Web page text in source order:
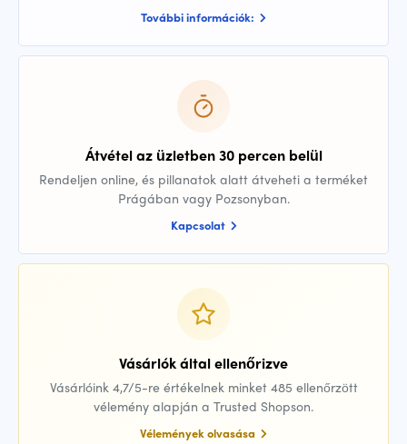
További információk:
Átvétel az üzletben 30 percen belül
Rendeljen online, és pillanatok alatt átveheti a terméket
Prágában vagy Pozsonyban.
Kapcsolat
Vásárlók által ellenőrizve
Vásárlóink 4,7/5-re értékelnek minket 485 ellenőrzött
vélemény alapján a Trusted Shopson.
Vélemények olvasása